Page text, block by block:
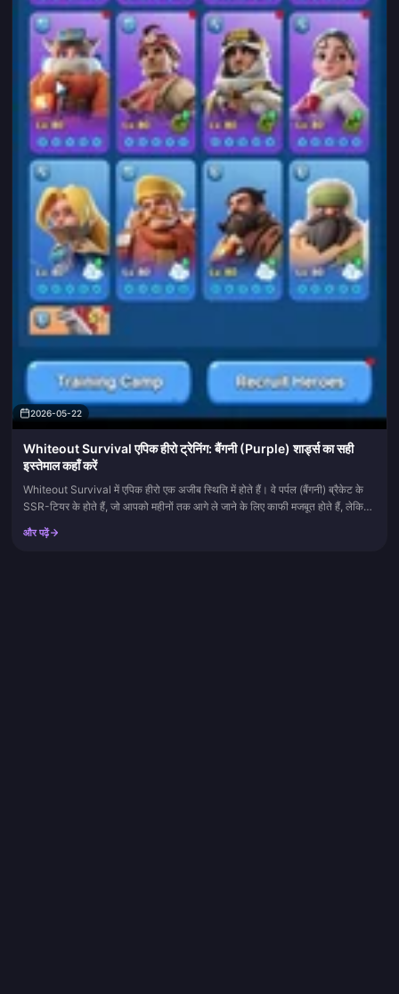
2026-05-22
Whiteout Survival एपिक हीरो ट्रेनिंग: बैंगनी (Purple) शार्ड्स का सही
इस्तेमाल कहाँ करें
Whiteout Survival में एपिक हीरो एक अजीब स्थिति में होते हैं। वे पर्पल (बैंगनी) ब्रैकेट के
SSR-टियर के होते हैं, जो आपको महीनों तक आगे ले जाने के लिए काफी मजबूत होते हैं, लेकिन
जैसे ही मिथिक (Mythic...
और पढ़ें